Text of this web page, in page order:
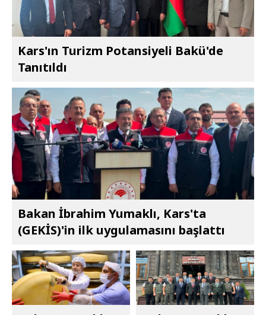
Kars'ın Turizm Potansiyeli Bakü'de
Tanıtıldı
Bakan İbrahim Yumaklı, Kars'ta
(GEKİS)'in ilk uygulamasını başlattı